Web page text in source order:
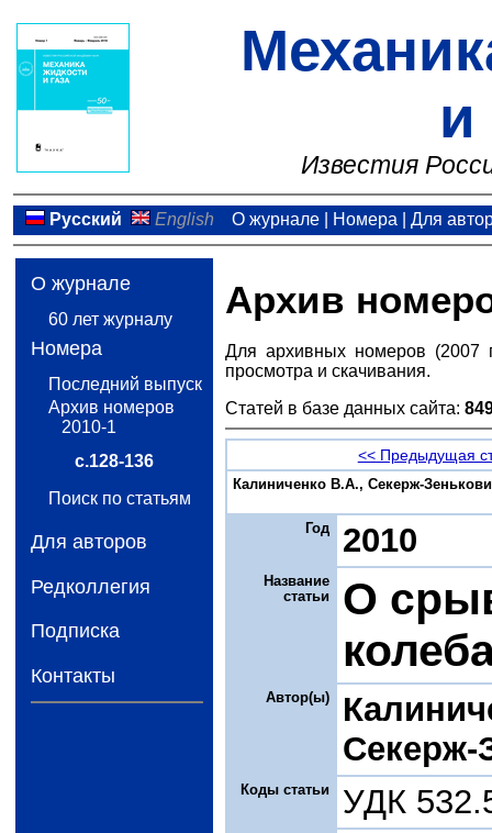
и
Известия
Русский English О журнале| Номера Для
О журнале
60 лет журналу
Номера
Последний выпуск
Архив номеров
2010-1
с.128-136
Поиск по статьям
Для авторов
Редколлегия
Подписка
Контакты
Архив
Для архивных номеров (2007
просмотра и скачивания.
Статей в базе данных сайта:
<< Предыдущая
Калиниченко В.А., Секерж-
Год 2010
Название
статьи
О
Автор(ы)
Секерж-
Коды статьи УДК